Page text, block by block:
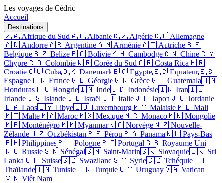
Les voyages de Cédric
Accueil
Destinations
🇿🇦 Afrique du Sud🇦🇱 Albanie🇩🇿 Algérie🇩🇪 Allemagne
🇦🇩 Andorre🇦🇷 Argentine🇦🇲 Arménie🇦🇹 Autriche🇧🇪
Belgique🇧🇿 Belize🇧🇴 Bolivie🇰🇭 Cambodge🇨🇳 Chine🇨🇾
Chypre🇨🇴 Colombie🇰🇷 Corée du Sud🇨🇷 Costa Rica🇭🇷
Croatie🇨🇺 Cuba🇩🇰 Danemark🇪🇬 Egypte🇪🇨 Equateur🇪🇸
Espagne🇫🇷 France🇬🇪 Géorgie🇬🇷 Grèce🇬🇹 Guatemala🇭🇳
Honduras🇭🇺 Hongrie🇮🇳 Inde🇮🇩 Indonésie🇮🇷 Iran🇮🇪
Irlande🇮🇸 Islande🇮🇱 Israël🇮🇹 Italie🇯🇵 Japon🇯🇴 Jordanie
🇱🇦 Laos🇱🇾 Libye🇱🇺 Luxembourg🇲🇾 Malaisie🇲🇱 Mali
🇲🇹 Malte🇲🇦 Maroc🇲🇽 Mexique🇲🇨 Monaco🇲🇳 Mongolie
🇲🇪 Monténégro🇲🇲 Myanmar🇳🇴 Norvège🇳🇿 Nouvelle-
Zélande🇺🇿 Ouzbékistan🇵🇪 Pérou🇵🇦 Panama🇳🇱 Pays-Bas
🇵🇭 Philippines🇵🇱 Pologne🇵🇹 Portugal🇬🇧 Royaume Uni
🇷🇺 Russie🇸🇳 Sénégal🇸🇲 Saint-Marin🇸🇰 Slovaquie🇱🇰 Sri
Lanka🇨🇭 Suisse🇸🇿 Swaziland🇸🇾 Syrie🇨🇿 Tchéquie🇹🇭
Thaïlande🇹🇳 Tunisie🇹🇷 Turquie🇺🇾 Uruguay🇻🇦 Vatican
🇻🇳 Viêt Nam